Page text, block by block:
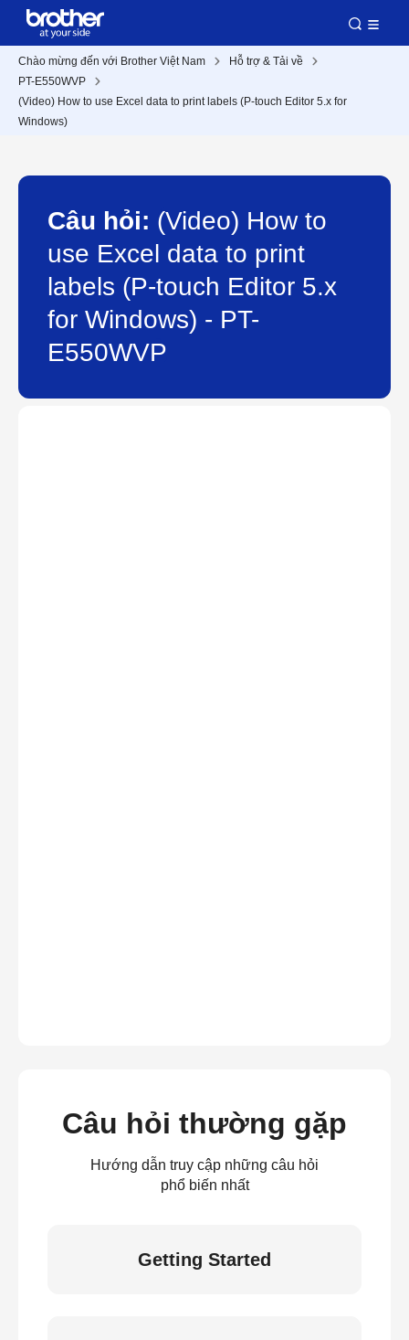
Chào mừng đến với Brother Việt Nam
Hỗ trợ & Tải về
PT-E550WVP
(Video) How to use Excel data to print labels (P-touch Editor 5.x for
Windows)
Câu hỏi: (Video) How to
use Excel data to print
labels (P-touch Editor 5.x
for Windows) - PT-
E550WVP
Câu hỏi thường gặp
Hướng dẫn truy cập những câu hỏi
phổ biến nhất
Getting Started